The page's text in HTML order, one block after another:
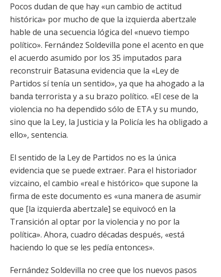
Pocos dudan de que hay «un cambio de actitud
histórica» por mucho de que la izquierda abertzale
hable de una secuencia lógica del «nuevo tiempo
político». Fernández Soldevilla pone el acento en que
el acuerdo asumido por los 35 imputados para
reconstruir Batasuna evidencia que la «Ley de
Partidos sí tenía un sentido», ya que ha ahogado a la
banda terrorista y a su brazo político. «El cese de la
violencia no ha dependido sólo de ETA y su mundo,
sino que la Ley, la Justicia y la Policía les ha obligado a
ello», sentencia.
El sentido de la Ley de Partidos no es la única
evidencia que se puede extraer. Para el historiador
vizcaino, el cambio «real e histórico» que supone la
firma de este documento es «una manera de asumir
que [la izquierda abertzale] se equivocó en la
Transición al optar por la violencia y no por la
política». Ahora, cuadro décadas después, «está
haciendo lo que se les pedía entonces».
Fernández Soldevilla no cree que los nuevos pasos